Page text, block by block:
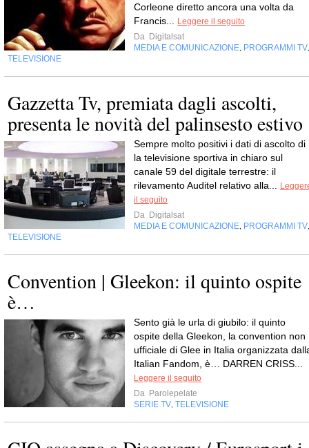
Corleone diretto ancora una volta da
Francis...
Leggere il seguito
Da Digitalsat
MEDIA E COMUNICAZIONE PROGRAMMI TV
TELEVISIONE
Gazzetta Tv, premiata dagli ascolti,
presenta le novità del palinsesto estivo
Sempre molto positivi i dati di ascolto di
la televisione sportiva in chiaro sul
canale 59 del digitale terrestre: il
rilevamento Auditel relativo alla...
il seguito
Da Digitalsat
MEDIA E COMUNICAZIONE PROGRAMMI TV
TELEVISIONE
Convention | Gleekon: il quinto ospite
è…
Sento già le urla di giubilo: il quinto
ospite della Gleekon, la convention non
ufficiale di Glee in Italia organizzata
Italian Fandom, è… DARREN CRISS...
Leggere il seguito
Da Parolepelate
SERIE TV TELEVISIONE